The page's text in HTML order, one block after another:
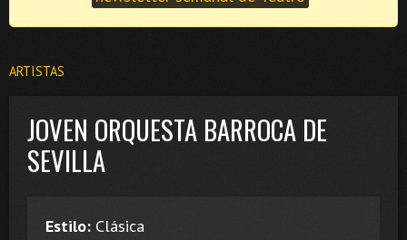
ARTISTAS
JOVEN ORQUESTA BARROCA DE
SEVILLA
Estilo: Clásica